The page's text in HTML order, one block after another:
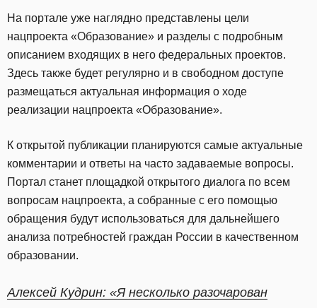
На портале уже наглядно представлены цели
нацпроекта «Образование» и разделы с подробным
описанием входящих в него федеральных проектов.
Здесь также будет регулярно и в свободном доступе
размещаться актуальная информация о ходе
реализации нацпроекта «Образование».
К открытой публикации планируются самые актуальные
комментарии и ответы на часто задаваемые вопросы.
Портал станет площадкой открытого диалога по всем
вопросам нацпроекта, а собранные с его помощью
обращения будут использоваться для дальнейшего
анализа потребностей граждан России в качественном
образовании.
Алексей Кудрин: «Я несколько разочарован